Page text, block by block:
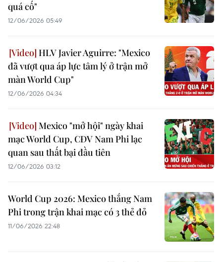
quá cố"
12/06/2026 05:49
HLV Javier Aguirre: "Mexico
đã vượt qua áp lực tâm lý ở trận mở
màn World Cup"
12/06/2026 04:34
Mexico "mở hội" ngày khai
mạc World Cup, CĐV Nam Phi lạc
quan sau thất bại đầu tiên
12/06/2026 03:12
World Cup 2026: Mexico thắng Nam
Phi trong trận khai mạc có 3 thẻ đỏ
11/06/2026 22:48